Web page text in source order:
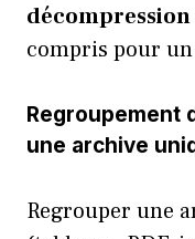
décompression
compris pour
Regroupement
une archive
Regrouper une